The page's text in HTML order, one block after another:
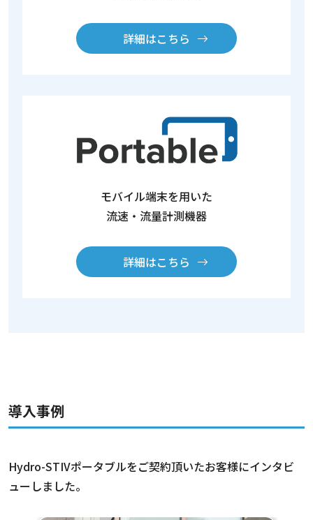
詳細はこちら
モバイル端末を用いた
流速・流量計測機器
詳細はこちら
導入事例
Hydro-STIVポータブルをご契約頂いたお客様にインタビ
ューしました。